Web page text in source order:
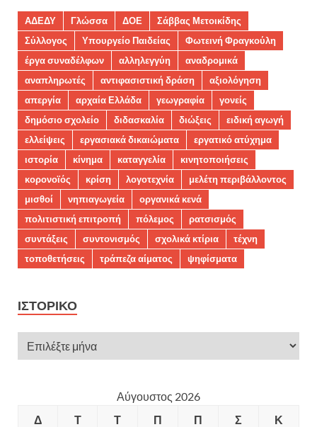
ΑΔΕΔΥ Γλώσσα ΔΟΕ
Σάββας Μετοικίδης
Σύλλογος
Υπουργείο Παιδείας
Φωτεινή Φραγκούλη
έργα συναδέλφων
αλληλεγγύη
αναδρομικά
αναπληρωτές
αντιφασιστική δράση
αξιολόγηση
απεργία
αρχαία Ελλάδα γεωγραφία
γονείς
δημόσιο σχολείο
διδασκαλία διώξεις
ειδική αγωγή
ελλείψεις
εργασιακά δικαιώματα
εργατικό ατύχημα
ιστορία
κίνημα καταγγελία
κινητοποιήσεις
κορονοϊός
κρίση λογοτεχνία
μελέτη περιβάλλοντος
μισθοί
νηπιαγωγεία
οργανικά κενά
πολιτιστική επιτροπή
πόλεμος
ρατσισμός
συντάξεις
συντονισμός σχολικά κτίρια
τέχνη
τοποθετήσεις
τράπεζα αίματος ψηφίσματα
ΙΣΤΟΡΙΚΌ
Αύγουστος 2026
Δ
Τ Τ Π Π Σ Κ